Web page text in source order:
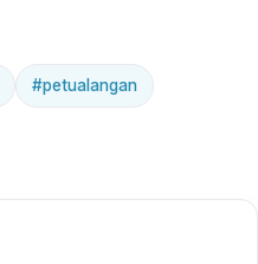
#petualangan